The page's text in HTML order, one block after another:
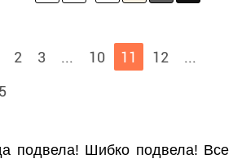
2 3 ... 10 11 12
...
подвела! Шибко подвела! Все